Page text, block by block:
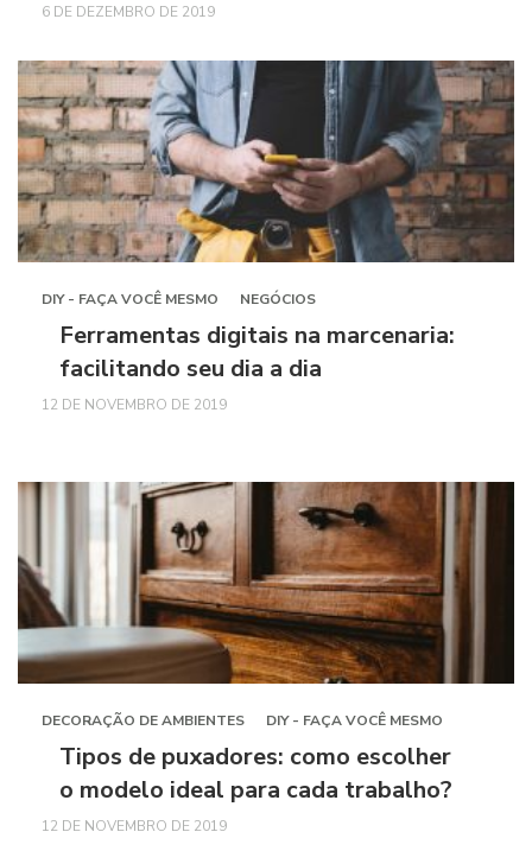
6 DE DEZEMBRO DE 2019
DIY - FAÇA VOCÊ MESMO NEGÓCIOS
Ferramentas digitais na marcenaria:
facilitando seu dia a dia
12 DE NOVEMBRO DE 2019
DECORAÇÃO DE AMBIENTES DIY - FAÇA VOCÊ MESMO
Tipos de puxadores: como escolher
o modelo ideal para cada trabalho?
12 DE NOVEMBRO DE 2019